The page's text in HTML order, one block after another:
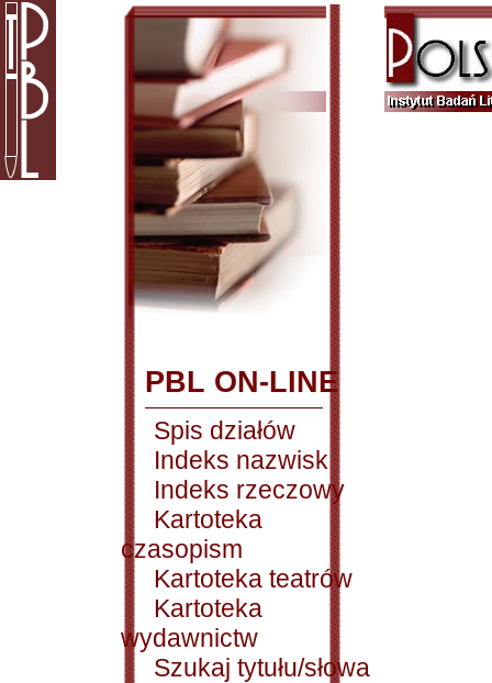
PBL ON-LINE
Spis działów
Indeks nazwisk
Indeks rzeczowy
Kartoteka
czasopism
Kartoteka teatrów
Kartoteka
wydawnictw
Szukaj tytułu/słowa